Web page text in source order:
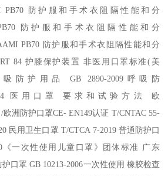
防护服和手术衣阻隔性能和分
防护服和手术衣阻隔性能和分
PB70 防护服和手术衣阻隔性能和分
84 护膝保护装置 非医用口罩标准(美
吸防护用品 GB 2890-2009呼吸防
医用口罩 要求和试验方法 欧
欧洲防护口罩CE- EN149认证 T/CNTAC 55-
民用卫生口罩 T/CTCA 7-2019 普通防护口
《一次性使用儿童口罩》团体标准 广东
口罩 GB 10213-2006一次性使用 橡胶检查